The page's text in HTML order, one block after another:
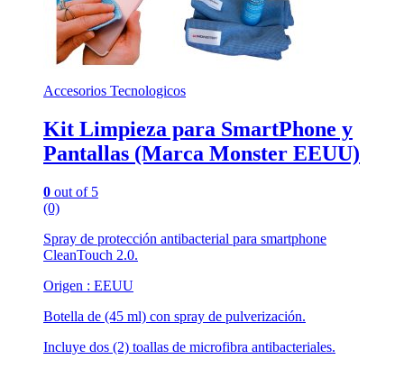
Accesorios Tecnologicos
Kit Limpieza para SmartPhone y
Pantallas (Marca Monster EEUU)
0 out of 5
(0)
Spray de protección antibacterial para smartphone
CleanTouch 2.0.
Origen : EEUU
Botella de (45 ml) con spray de pulverización.
Incluye dos (2) toallas de microfibra antibacteriales.